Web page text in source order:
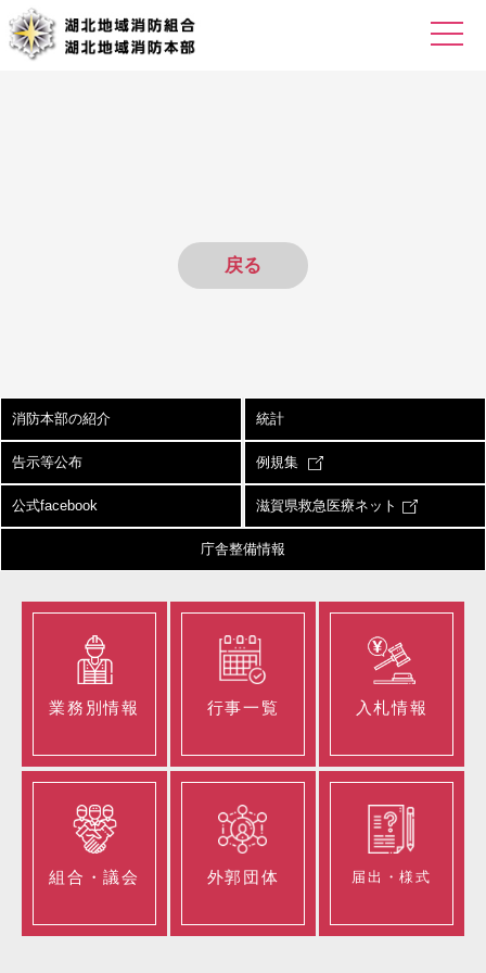
戻る
消防本部の紹介 統計
告示等公布 例規集
公式facebook 滋賀県救急医療ネット
庁舎整備情報
業務別情報 行事一覧 入札情報
組合・議会 外郭団体 届出・様式